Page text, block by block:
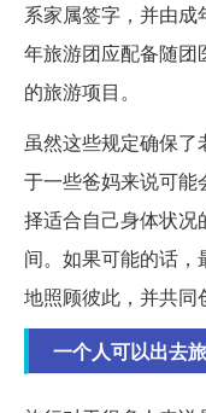
系家属签字，并由
年旅游团应配备随
的旅游项目。
虽然这些规定确保
于一些爸妈来说可
择适合自己身体状
间。如果可能的话
地照顾彼此，并共同
一个人可以出去